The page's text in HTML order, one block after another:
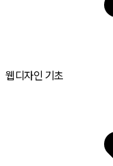
웹디자인 기초